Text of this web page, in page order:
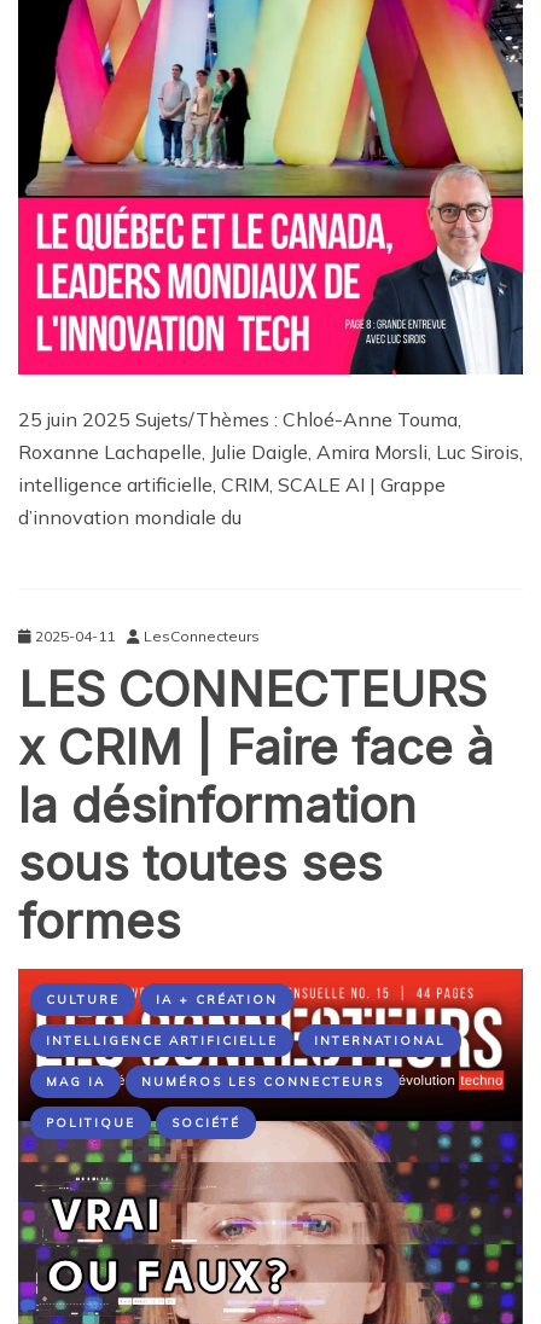
25 juin 2025 Sujets/Thèmes : Chloé-Anne Touma,
Roxanne Lachapelle, Julie Daigle, Amira Morsli, Luc Sirois,
intelligence artificielle, CRIM, SCALE AI | Grappe
d’innovation mondiale du
2025-04-11 LesConnecteurs
LES CONNECTEURS
x CRIM | Faire face à
la désinformation
sous toutes ses
formes
CULTURE IA + CRÉATION
INTELLIGENCE ARTIFICIELLE INTERNATIONAL
MAG IA NUMÉROS LES CONNECTEURS
POLITIQUE SOCIÉTÉ